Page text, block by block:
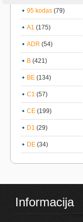
95 kodas (79)
A1 (175)
ADR (54)
B (421)
BE (134)
C1 (57)
CE (199)
D1 (29)
DE (34)
Informacija